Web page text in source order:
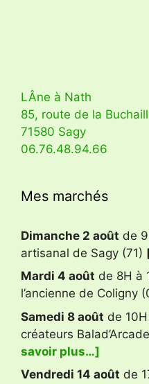
LÂne à Nath
85, route de la
71580 Sagy
06.76.48.94.66
Mes marchés
Dimanche 2 août de
artisanal de Sagy (71)
Mardi 4 août de 8H à
l’ancienne de Coligny
Samedi 8 août de
créateurs
savoir plus…]
Vendredi 14 août de